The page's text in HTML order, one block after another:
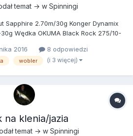
temat → w Spinningi
Sapphire 2.70m/30g Konger Dynamix
Wędka OKUMA Black Rock 275/10-
pod szczupaki łowiąc gumami
ale tez spróbować innych drapież...
2016 8 odpowiedzi
wobler (i 3 więcej)
na klenia/jazia
temat → w Spinningi